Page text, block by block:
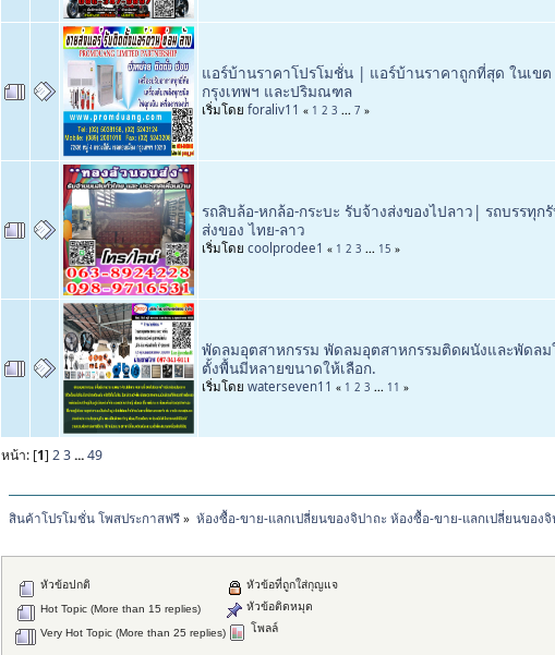
แอร์บ้านราคาโปรโมชั่น | แอร์บ้านราคาถูกที่สุด ในเขต
กรุงเทพฯ และปริมณฑล
เริ่มโดยforaliv11 « 1 2 3 ...7 »
รถสิบล้อ-หกล้อ-กระบะ รับจ้างส่งของไปลาว| รถบรรทุก
ส่งของ ไทย-ลาว
เริ่มโดยcoolprodee1 « 1 2 3 ... 15 »
พัดลมอุตสาหกรรม พัดลมอุตสาหกรรมติดผนังและพัดลม
ตั้งพื้นมีหลายขนาดให้เลือก.
เริ่มโดยwaterseven11 « 1 2 3 ... 11 »
หน้า: [1]23...49
สินค้าโปรโมชั่น โพสประกาสฟรี» ห้องซื้อ-ขาย-แลกเปลี่ยนของจิปาถะ ห้องซื้อ-ขาย-แลกเปลี่ยนของจิ
หัวข้อปกติ
Hot Topic (More than 15 replies)
Very Hot Topic (More than 25 replies)
หัวข้อที่ถูกใส่กุญแจ
หัวข้อติดหมุด
โพลล์